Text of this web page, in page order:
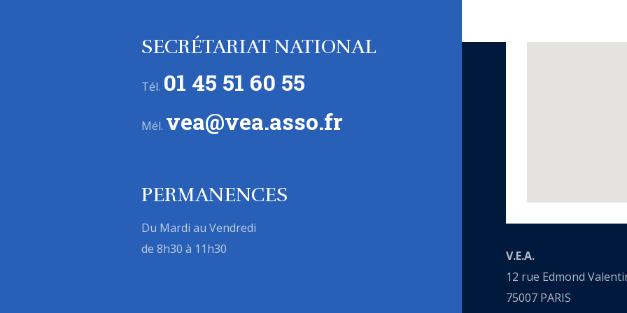
SECRÉTARIAT NATIONAL
Tél. 01 45 51 60 55
Mél. vea@vea.asso.fr
PERMANENCES
Du Mardi au Vendredi
de 8h30 à 11h30
V.E.A.
12 rue Edmond
75007 PARIS